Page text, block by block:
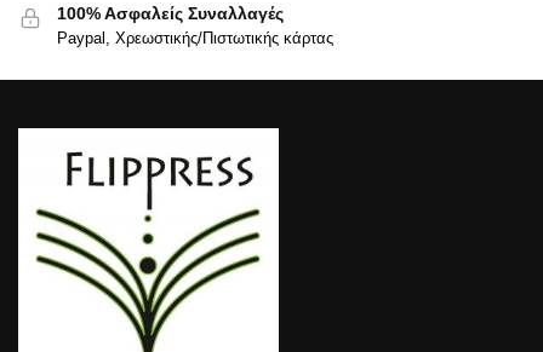
100% Ασφαλείς Συναλλαγές
Paypal, Χρεωστικής/Πιστωτικής κάρτας